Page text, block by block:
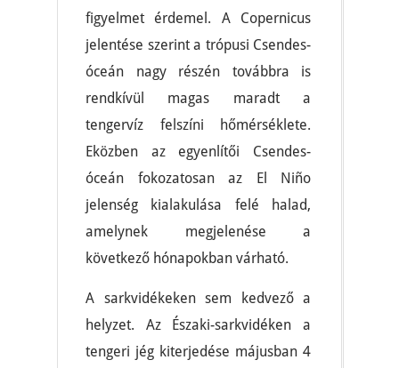
figyelmet érdemel. A Copernicus
jelentése szerint a trópusi Csendes-
óceán nagy részén továbbra is
rendkívül magas maradt a
tengervíz felszíni hőmérséklete.
Eközben az egyenlítői Csendes-
óceán fokozatosan az El Niño
jelenség kialakulása felé halad,
amelynek megjelenése a
következő hónapokban várható.
A sarkvidékeken sem kedvező a
helyzet. Az Északi-sarkvidéken a
tengeri jég kiterjedése májusban 4